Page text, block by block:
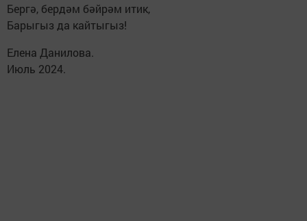
Бергә, бердәм бәйрәм итик,
Барыгыз да кайтыгыз!
Елена Данилова.
Июль 2024.